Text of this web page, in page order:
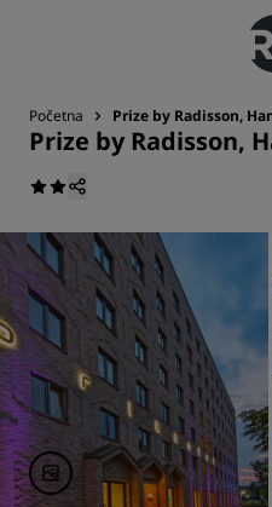
Početna Prize by Radisson,
Prize by Radisson,